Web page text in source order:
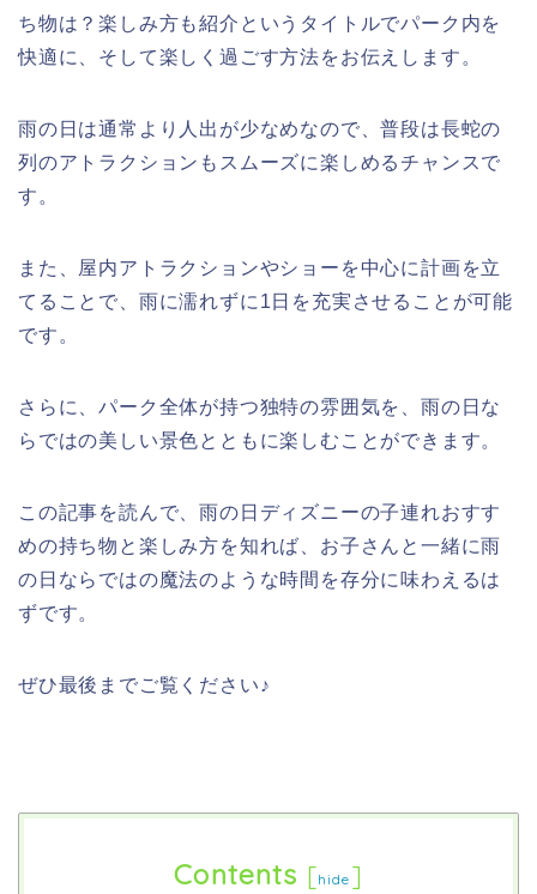
ち物は？楽しみ方も紹介というタイトルでパーク内を
快適に、そして楽しく過ごす方法をお伝えします。
雨の日は通常より人出が少なめなので、普段は長蛇の
列のアトラクションもスムーズに楽しめるチャンスで
す。
また、屋内アトラクションやショーを中心に計画を立
てることで、雨に濡れずに 1 日を充実させることが可能
です。
さらに、パーク全体が持つ独特の雰囲気を、雨の日な
らではの美しい景色とともに楽しむことができます。
この記事を読んで 、雨の日ディズニーの子連れおすす
めの持ち物と楽しみ方を知れば
お子さんと一緒に雨
の日ならではの魔法のような時間を存分に味わえるは
ずです。
ぜひ最後までご覧ください♪
Contents [hide ]